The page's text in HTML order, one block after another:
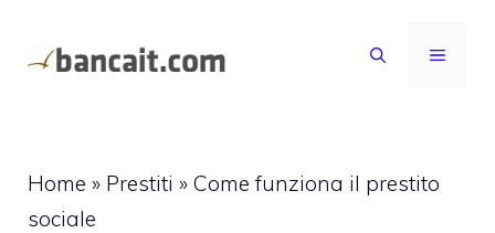
MENU
Home » Prestiti » Come funziona il prestito
sociale